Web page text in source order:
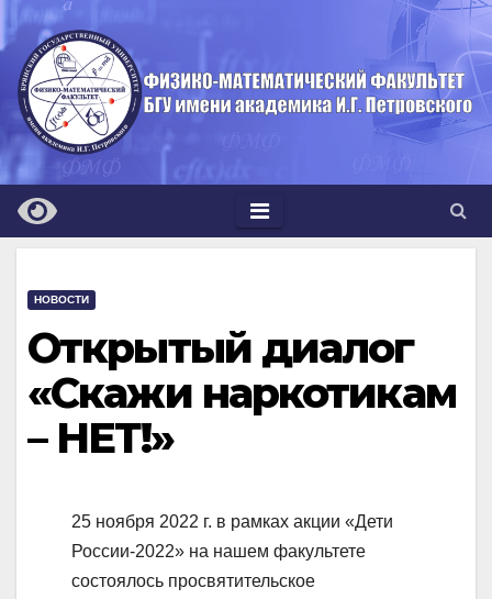
Перейти
к
содержимому
НОВОСТИ
Открытый диалог
«Скажи наркотикам
– НЕТ!»
25 ноября 2022 г. в рамках акции «Дети
России-2022» на нашем факультете
состоялось просвятительское